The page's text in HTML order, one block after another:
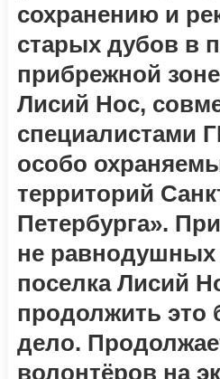
сохранению и
старых дубов в
прибрежной
Лисий Нос,
специалистами
особо
территорий
Петербурга».
не равнодушных
поселка Лисий
продолжить это
дело.
волонтёров на